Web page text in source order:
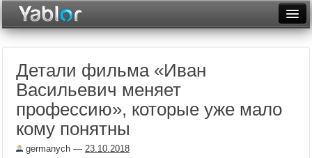
Неделя
Месяц
Детали фильма «Иван
Васильевич меняет
профессию», которые уже мало
кому понятны
germanych — 23.10.2018